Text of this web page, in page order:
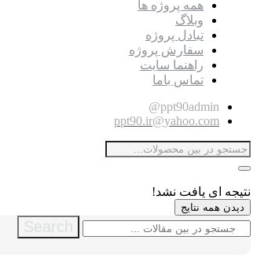
همه پروژه ها
وبلاگ
تبادل پروژه
سفارش پروژه
راهنما سایت
تماس باما
ppt90admin@
ppt90.ir@yahoo.com
نتیجه ای یافت نشد!
دیدن همه نتایج
Search